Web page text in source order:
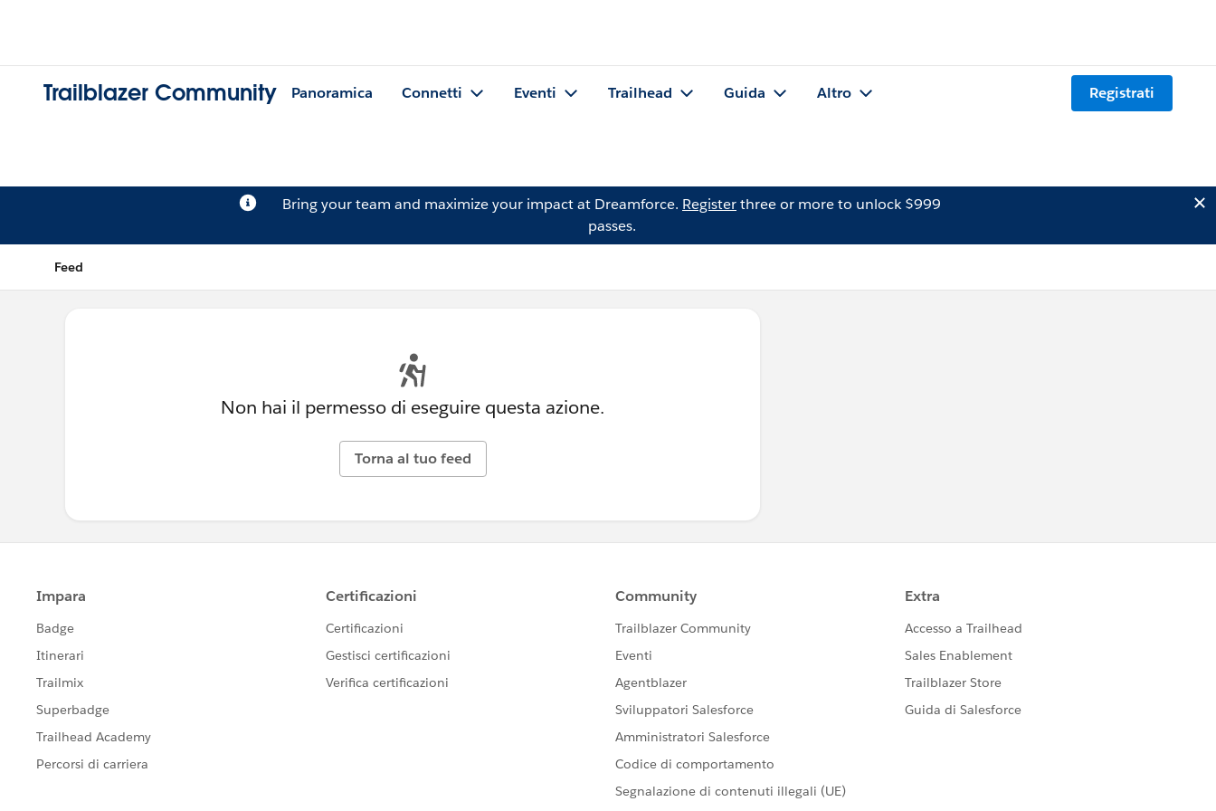
Trailblazer Community Panoramica Connetti Eventi Trailhead Guida Altro Registrati
Bring your team and maximize your impact at Dreamforce. Registerthree or more to unlock $999
passes.
Feed
Non hai il permesso di eseguire questa azione.
Torna al tuo feed